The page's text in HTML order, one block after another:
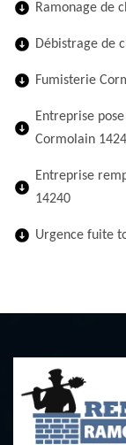
Ramonage de
Débistrage de
Fumisterie
Entreprise
Cormolain
Entreprise
14240
Urgence fuite